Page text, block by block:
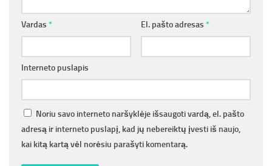
Vardas * El. pašto adresas *
Interneto puslapis
Noriu savo interneto naršyklėje išsaugoti vardą, el. pašto
adresą ir interneto puslapį, kad jų nebereiktų įvesti iš naujo,
kai kitą kartą vėl norėsiu parašyti komentarą.